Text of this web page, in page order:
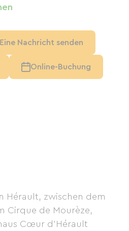
Hérault, zwischen dem
Cirque de Mourèze,
Cœur d'Hérault
Eine Nachricht senden
Online-Buchung